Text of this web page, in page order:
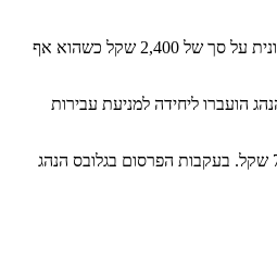
התיירת נחתה ללא שקלים במזומן ולכן נהג המונית ש'צד' אותה באולם מקבלי הפנים הציע להפנות אותה לנהג שמקבל תשלום באשראי. עוד לפני שהנסיעה החלה הנהג הדפיס את החשבונית על סך של 2,400 שקל כשהוא אף
הועברו ליחידה למניעת עבירות
לסיפור של עוקץ התייר היווני שנחשף בגלובס. התייר שנחת בישראל במסגרת תוכנית לחילופי סטודנטים וביקש לנסוע במונית לרחובות - חויב בסכום של 700 שקל. בעקבות הפרסום בגלובס הנהג